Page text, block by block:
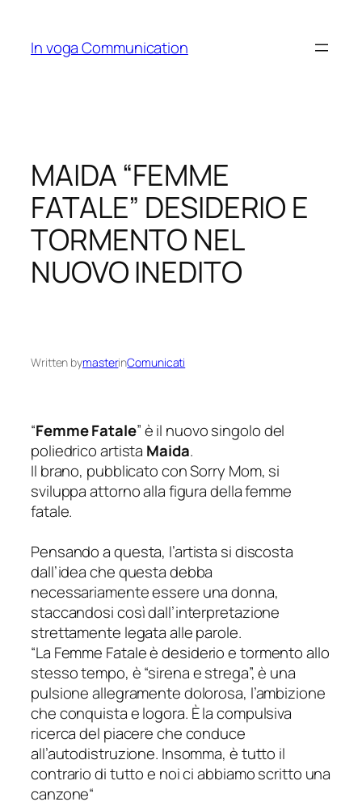
content
In voga Communication
MAIDA “FEMME
FATALE” DESIDERIO E
TORMENTO NEL
NUOVO INEDITO
Written bymasterinComunicati
“Femme Fatale” è il nuovo singolo del
poliedrico artista Maida.
Il brano, pubblicato con Sorry Mom, si
sviluppa attorno alla figura della femme
fatale.
Pensando a questa, l’artista si discosta
dall’idea che questa debba
necessariamente essere una donna,
staccandosi così dall’interpretazione
strettamente legata alle parole.
“La Femme Fatale è desiderio e tormento allo
stesso tempo, è “sirena e strega”, è una
pulsione allegramente dolorosa, l’ambizione
che conquista e logora. È la compulsiva
ricerca del piacere che conduce
all’autodistruzione. Insomma, è tutto il
contrario di tutto e noi ci abbiamo scritto una
canzone“